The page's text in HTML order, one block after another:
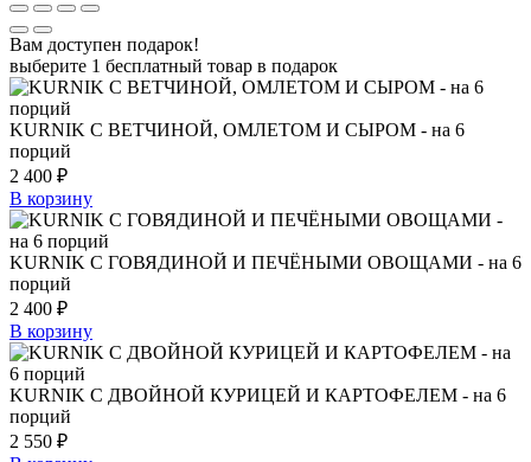
Вам доступен подарок!
выберите 1 бесплатный товар в подарок
KURNIK С ВЕТЧИНОЙ, ОМЛЕТОМ И СЫРОМ - на 6
порций
2 400 ₽
В корзину
KURNIK С ГОВЯДИНОЙ И ПЕЧЁНЫМИ ОВОЩАМИ - на 6
порций
2 400 ₽
В корзину
KURNIK С ДВОЙНОЙ КУРИЦЕЙ И КАРТОФЕЛЕМ - на 6
порций
2 550 ₽